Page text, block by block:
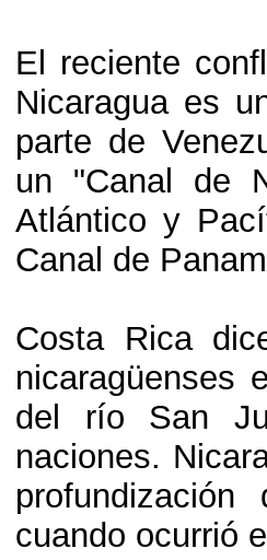
El reciente
Nicaragua es
parte de
un "Canal de
Atlántico y
Canal de
Costa Rica
nicaragüenses
del río San
naciones.
cuando ocurrió